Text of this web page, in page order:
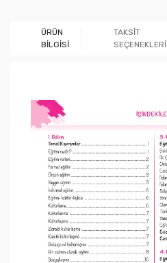
ÜRÜN
BİLGİSİ
TAKSİT
SEÇENEKLERİ